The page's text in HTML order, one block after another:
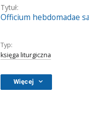
Tytuł:
Officium hebdomadae
Typ:
księga liturgiczna
Więcej